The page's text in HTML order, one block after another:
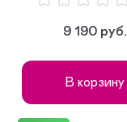
9 190 руб.
В корзину